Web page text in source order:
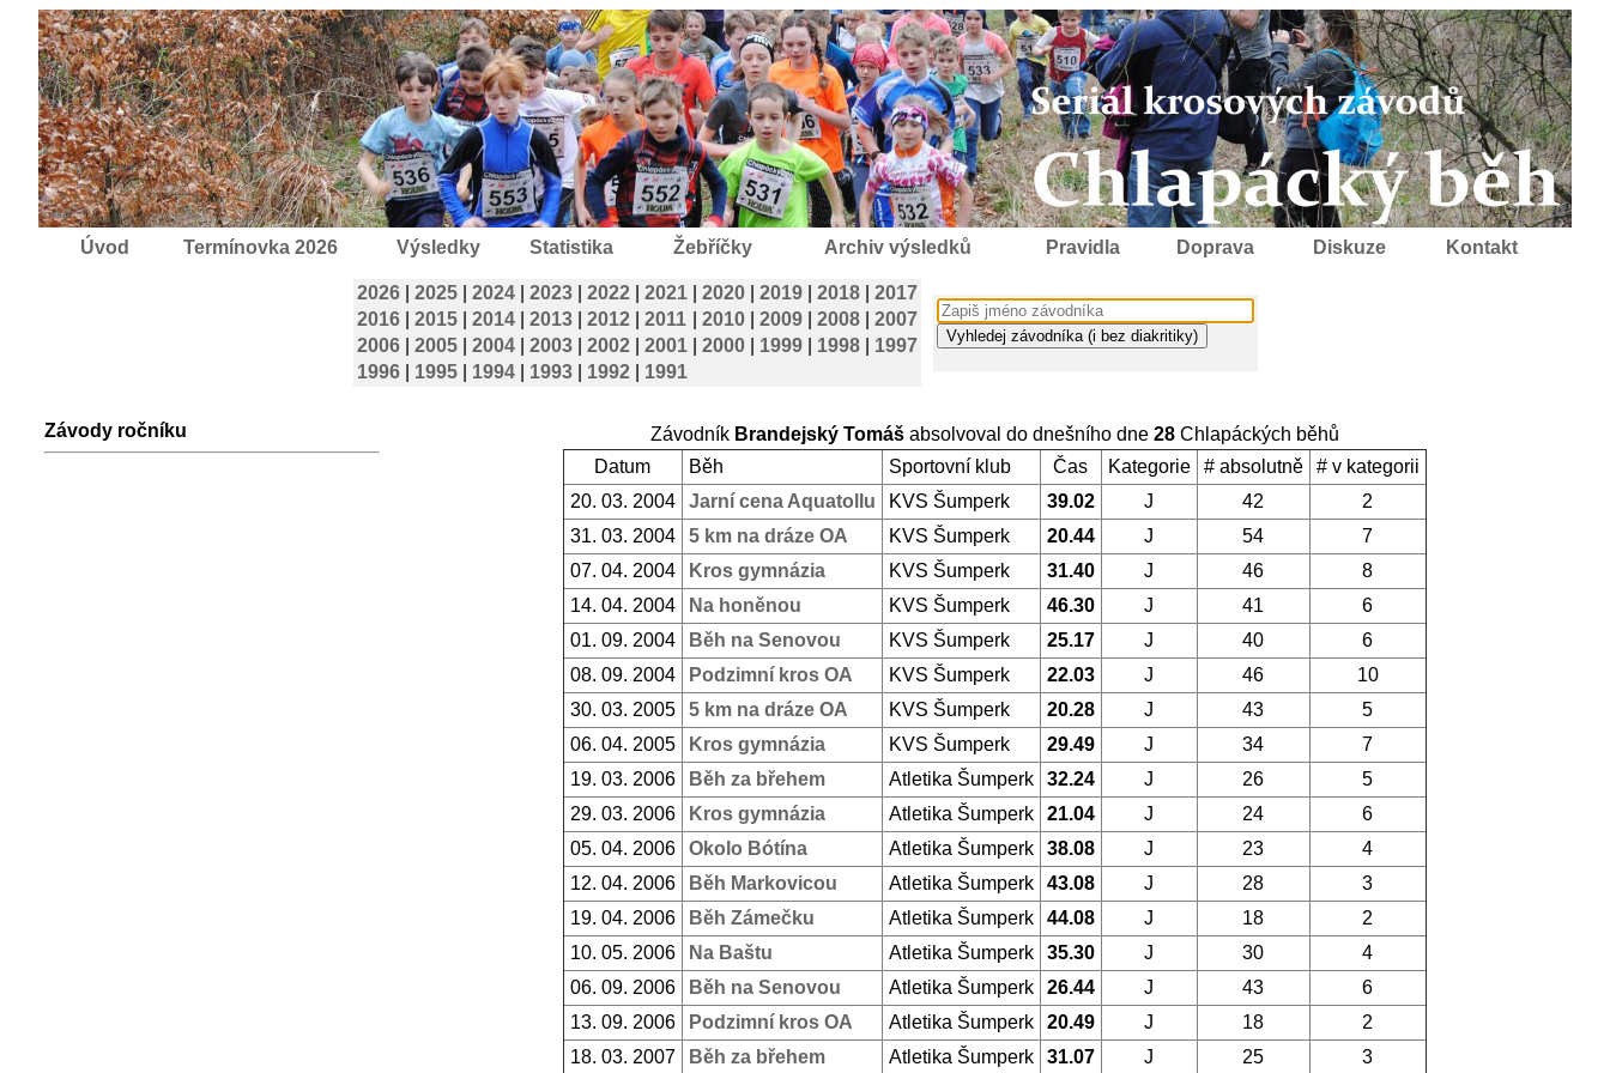
Úvod Termínovka 2026 Výsledky Statistika Žebříčky Archiv výsledků Pravidla Doprava Diskuze Kontakt
2026 2025 2024 2023 2022 2021 2020 2019 2018
2017
2016
2015 2014 2013 2012 2011 2010 2009 2008
2007
2006
2005 2004 2003 2002 2001 2000 1999 1998
1997
1996
1995 1994 1993 1992 1991
Závody ročníku Závodník Brandejský Tomášabsolvoval do dnešního dne 28Chlapáckých běhů
Datum
Běh Sportovní klub Čas Kategorie # absolutně
# v kategorii
20. 03. 2004
Jarní cena Aquatollu KVS Šumperk 39.02 J 42
2
31. 03. 2004
5 km na dráze OA KVS Šumperk 20.44 J 54
7
07. 04. 2004
Kros gymnázia KVS Šumperk 31.40 J 46
8
14. 04. 2004
Na honěnou KVS Šumperk 46.30 J 41
6
01. 09. 2004
Běh na Senovou KVS Šumperk 25.17 J 40
6
08. 09. 2004
Podzimní kros OA KVS Šumperk 22.03 J 46
10
30. 03. 2005
5 km na dráze OA KVS Šumperk 20.28 J 43
5
06. 04. 2005
Kros gymnázia KVS Šumperk 29.49 J 34
7
19. 03. 2006
Běh za břehem Atletika Šumperk 32.24 J 26
5
29. 03. 2006
Kros gymnázia Atletika Šumperk 21.04 J 24
6
05. 04. 2006
Okolo Bótína Atletika Šumperk 38.08 J 23
4
12. 04. 2006
Běh Markovicou Atletika Šumperk 43.08 J 28
3
19. 04. 2006
Běh Zámečku Atletika Šumperk 44.08 J 18
2
10. 05. 2006
Na Baštu Atletika Šumperk 35.30 J 30
4
06. 09. 2006
Běh na Senovou Atletika Šumperk 26.44 J 43
6
13. 09. 2006
Podzimní kros OA Atletika Šumperk 20.49 J 18
2
18. 03. 2007
Běh za břehem Atletika Šumperk 31.07 J 25 3